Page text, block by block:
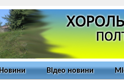
Новини Відео новини